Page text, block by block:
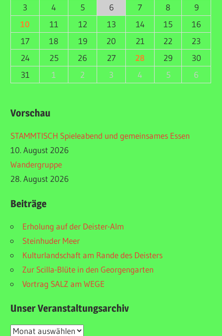
3
4 5 6 7 8
9
10
11 12 13 14 15
16
17
18 19 20 21 22
23
24
25 26 27 28 29
30
31
1 2 3 4 5 6
Vorschau
STAMMTISCH Spieleabend und gemeinsames Essen
10. August 2026
Wandergruppe
28. August 2026
Beiträge
Erholung auf der Deister-Alm
Steinhuder Meer
Kulturlandschaft am Rande des Deisters
Zur Scilla-Blüte in den Georgengarten
Vortrag SALZ am WEGE
Unser Veranstaltungsarchiv
Unser